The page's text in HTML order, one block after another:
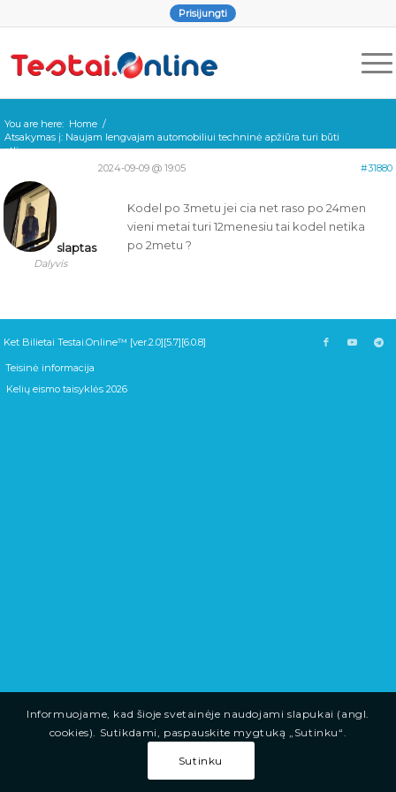
Prisijungti
You are here: Home /
Atsakymas į: Naujam lengvajam automobiliui techninė apžiūra turi būti
atli...
2024-09-09 @ 19:05
#31880
slaptas
Dalyvis
Kodel po 3metu jei cia net raso po 24men
vieni metai turi 12menesiu tai kodel netika
po 2metu ?
Ket Bilietai Testai.Online™ [ver.2.0][5.7][6.0.8]
Teisinė informacija
Kelių eismo taisyklės 2026
Informuojame, kad šioje svetainėje naudojami slapukai (angl.
cookies). Sutikdami, paspauskite mygtuką „Sutinku“.
Sutinku